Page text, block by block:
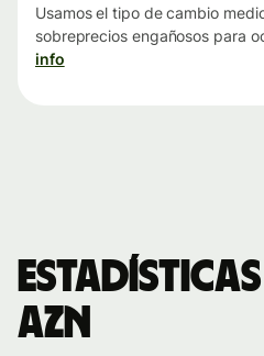
Usamos el tipo de cambio
sobreprecios engañosos para
info
Estadísticas
AZN